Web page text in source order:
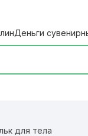
Деньги
для тела